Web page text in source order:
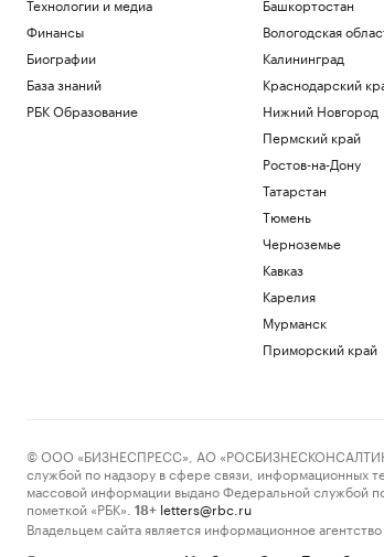
Финансы
Биографии
База знаний
РБК Образование
Вологодская
Калининград
Краснодарский
Нижний Новгород
Пермский край
Ростов-на-Дону
Татарстан
Тюмень
Черноземье
Кавказ
Карелия
Мурманск
Приморский край
© ООО «БИЗНЕСПРЕСС», АО «РОСБИЗНЕСКОНСАЛТИНГ»,
службой по надзору в сфере связи, информационных
массовой информации выдано Федеральной службой
пометкой «РБК».
18+ letters@rbc.ru
Владельцем сайта является информационное агентство